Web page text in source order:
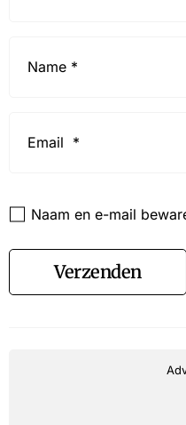
Naam en e-mail
Verzenden